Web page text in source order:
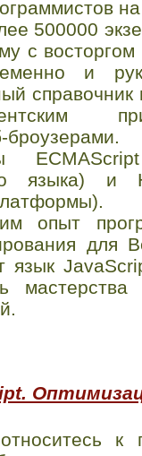
500000
с
и
языка) и
опыт
для
язык
к